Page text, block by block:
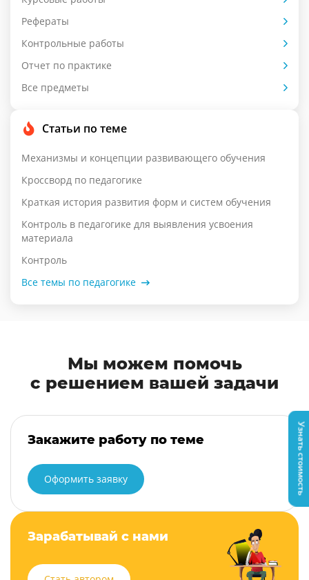
Рефераты
Контрольные работы
Отчет по практике
Все предметы
Статьи по теме
Механизмы и концепции развивающего обучения
Кроссворд по педагогике
Краткая история развития форм и систем обучения
Контроль в педагогике для выявления усвоения
материала
Контроль
Все темы по педагогике
Мы можем помочь
с решением вашей задачи
Закажите работу по теме
Оформить заявку
Зарабатывай с нами
Узнать стоимость